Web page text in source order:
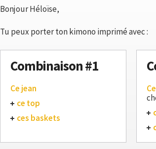
Bonjour Héloïse,
Tu peux porter ton kimono imprimé avec :
Combinaison #1
Ce jean
ce top
ces baskets